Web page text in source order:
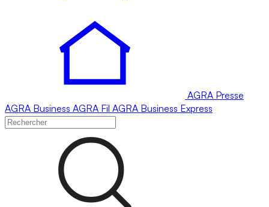
AGRA Presse
AGRA Business AGRA Fil AGRA Business Express